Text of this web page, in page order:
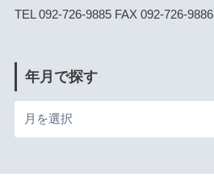
TEL 092-726-9885 FAX 092-726-9886
年月で探す